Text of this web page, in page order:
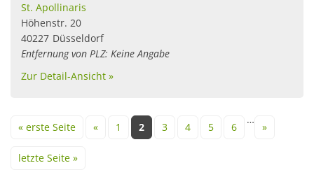
St. Apollinaris
Höhenstr. 20
40227 Düsseldorf
Entfernung von PLZ: Keine Angabe
Zur Detail-Ansicht »
« erste Seite « 1 2 3 4 5 6
…
»
letzte Seite »